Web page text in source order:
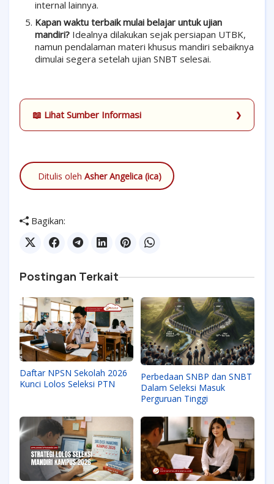
internal lainnya.
Kapan waktu terbaik mulai belajar untuk ujian
mandiri? Idealnya dilakukan sejak persiapan UTBK,
namun pendalaman materi khusus mandiri sebaiknya
dimulai segera setelah ujian SNBT selesai.
📖 Lihat Sumber Informasi
Ditulis oleh Asher Angelica (ica)
Bagikan:
Postingan Terkait
Daftar NPSN Sekolah 2026
Kunci Lolos Seleksi PTN
Perbedaan SNBP dan SNBT
Dalam Seleksi Masuk
Perguruan Tinggi